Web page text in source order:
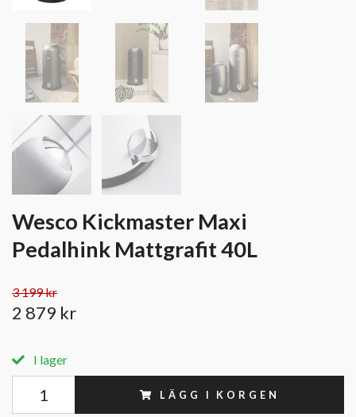
Wesco Kickmaster Maxi
Pedalhink Mattgrafit 40L
3 199 kr
2 879 kr
I lager
LÄGG I KORGEN